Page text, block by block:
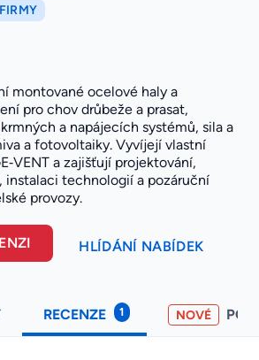
montované ocelové haly a
pro chov drůbeže a prasat,
a napájecích systémů, sila a
a fotovoltaiky. Vyvíjejí vlastní
a zajišťují projektování,
instalaci technologií a pozáruční
provozy.
HLÍDÁNÍ NABÍDEK
RECENZE 1 NOVÉ